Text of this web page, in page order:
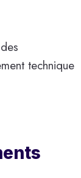
technique